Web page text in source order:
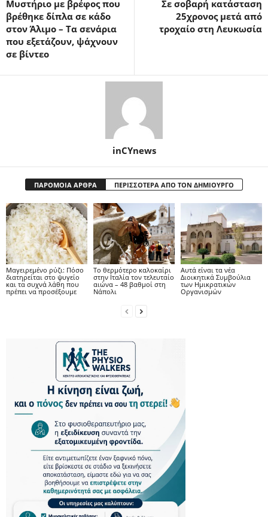
Μυστήριο με βρέφος που
βρέθηκε δίπλα σε κάδο
στον Άλιμο – Τα σενάρια
που εξετάζουν, ψάχνουν
σε βίντεο
Σε σοβαρή κατάσταση
25χρονος μετά από
τροχαίο στη Λευκωσία
inCYnews
ΠΑΡΟΜΟΙΑ ΑΡΘΡΑ ΠΕΡΙΣΣΟΤΕΡΑ ΑΠΟ ΤΟΝ ΔΗΜΙΟΥΡΓΟ
Μαγειρεμένο ρύζι: Πόσο
διατηρείται στο ψυγείο
και τα συχνά λάθη που
πρέπει να προσέξουμε
Το θερμότερο καλοκαίρι
στην Ιταλία τον τελευταίο
αιώνα – 48 βαθμοί στη
Νάπολι
Αυτά είναι τα νέα
Διοικητικά Συμβούλια
των Ημικρατικών
Οργανισμών